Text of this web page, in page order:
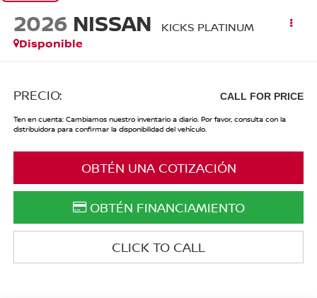
2026 NISSAN
KICKS PLATINUM
Disponible
PRECIO: CALL FOR PRICE
Ten en cuenta: Cambiamos nuestro inventario a diario. Por favor, consulta con la
distribuidora para confirmar la disponibilidad del vehículo.
OBTÉN UNA COTIZACIÓN
OBTÉN FINANCIAMIENTO
CLICK TO CALL